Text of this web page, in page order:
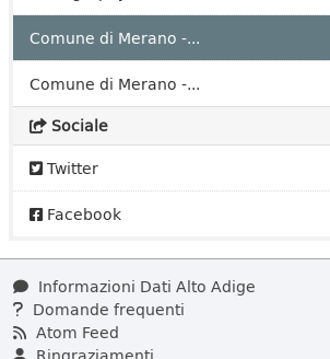
Comune di Merano -...
Comune di Merano -...
Sociale
Twitter
Facebook
Informazioni Dati Alto Adige
Domande frequenti
Atom Feed